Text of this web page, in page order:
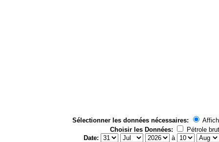
Sélectionner les données nécessaires:
Choisir les Données:
Pétrole brut
Date:
à